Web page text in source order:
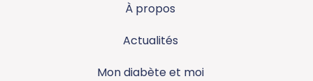
À propos
Actualités
Mon diabète et moi